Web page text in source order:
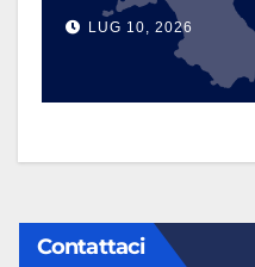
LUG 10, 2026
Contattaci